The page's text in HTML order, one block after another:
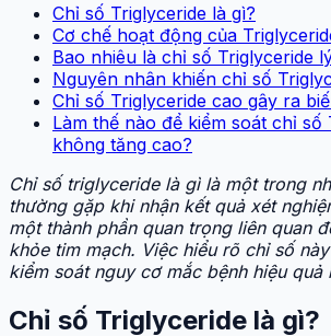
Chỉ số Triglyceride là gì?
Cơ chế hoạt động của
Bao nhiêu là chỉ số Triglyceride
Nguyên nhân khiến chỉ số
Chỉ số Triglyceride cao gây ra
Làm thế nào để kiểm soát chỉ số
không tăng cao?
Chỉ số triglyceride là gì là một trong
thường gặp khi nhận kết quả xét
một thành phần quan trọng liên quan
khỏe tim mạch. Việc hiểu rõ chỉ số
kiểm soát nguy cơ mắc bệnh hiệu quả
Chỉ số Triglyceride là gì?